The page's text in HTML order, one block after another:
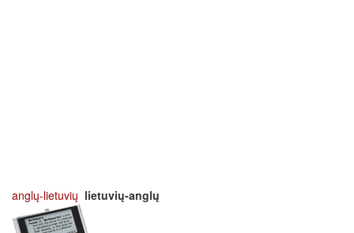
anglų-lietuvių lietuvių-anglų